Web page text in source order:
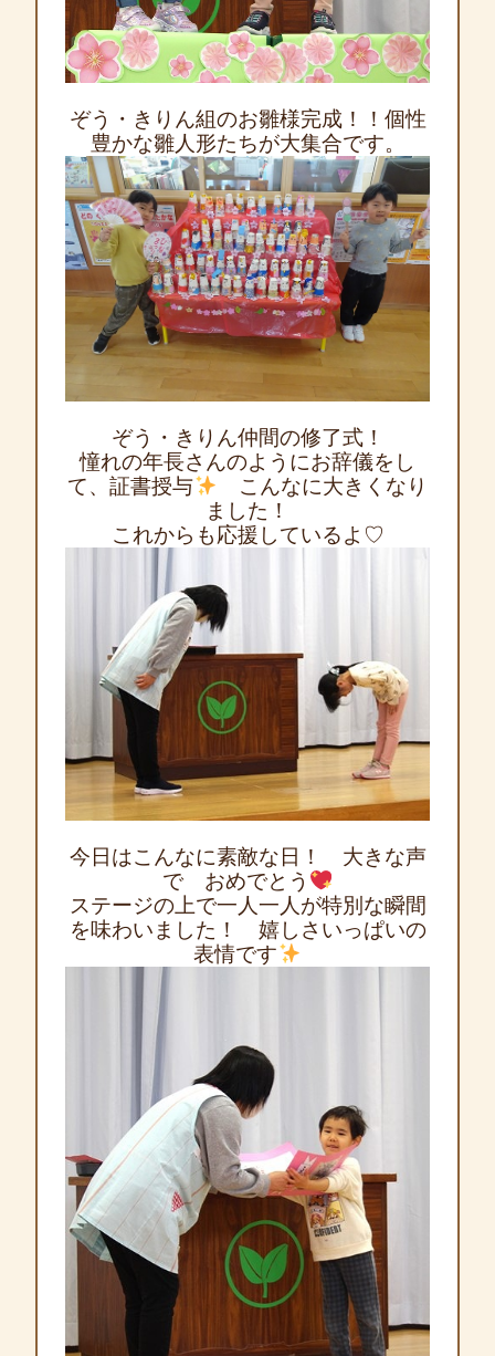
ぞう・きりん組のお雛様完成！！個性
豊かな雛人形たちが大集合です。
ぞう・きりん仲間の修了式！
憧れの年長さんのようにお辞儀をし
て、証書授与
こんなに大きくなり
ました！
これからも応援しているよ♡
今日はこんなに素敵な日！ 大きな声
で おめでとう
ステージの上で一人一人が特別な瞬間
を味わいました！ 嬉しさいっぱいの
表情です